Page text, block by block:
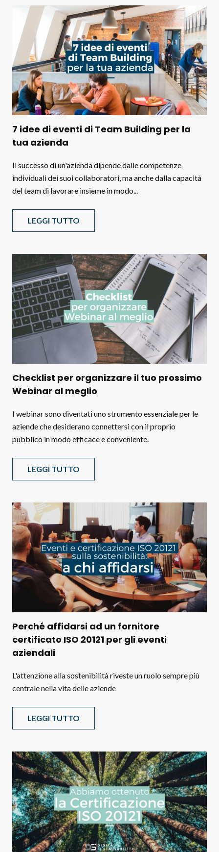
7 idee di eventi di Team Building per la
tua azienda
Il successo di un'azienda dipende dalle competenze
individuali dei suoi collaboratori, ma anche dalla capacità
del team di lavorare insieme in modo...
LEGGI TUTTO
Checklist per organizzare il tuo prossimo
Webinar al meglio
I webinar sono diventati uno strumento essenziale per le
aziende che desiderano connettersi con il proprio
pubblico in modo efficace e conveniente.
LEGGI TUTTO
Perché affidarsi ad un fornitore
certificato ISO 20121 per gli eventi
aziendali
L'attenzione alla sostenibilità riveste un ruolo sempre più
centrale nella vita delle aziende
LEGGI TUTTO